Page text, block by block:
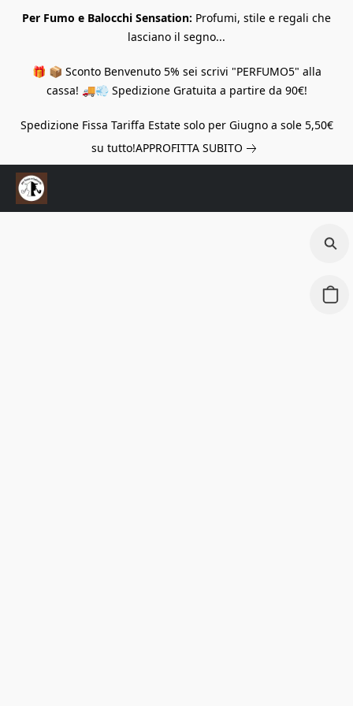
Per Fumo e Balocchi Sensation: Profumi, stile e regali che
lasciano il segno...
🎁 📦 Sconto Benvenuto 5% sei scrivi "PERFUMO5" alla
cassa! 🚚💨 Spedizione Gratuita a partire da 90€!
Spedizione Fissa Tariffa Estate solo per Giugno a sole 5,50€
su tutto!APPROFITTA SUBITO